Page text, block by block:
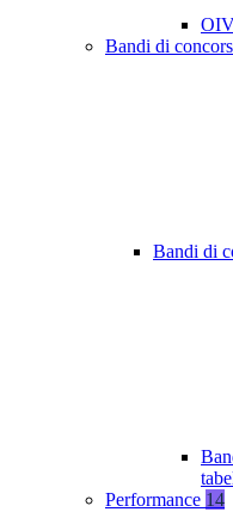
Bandi di
Bandi di
Performance 14